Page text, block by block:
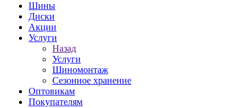
Шины
Диски
Акции
Услуги
Назад
Услуги
Шиномонтаж
Сезонное хранение
Оптовикам
Покупателям